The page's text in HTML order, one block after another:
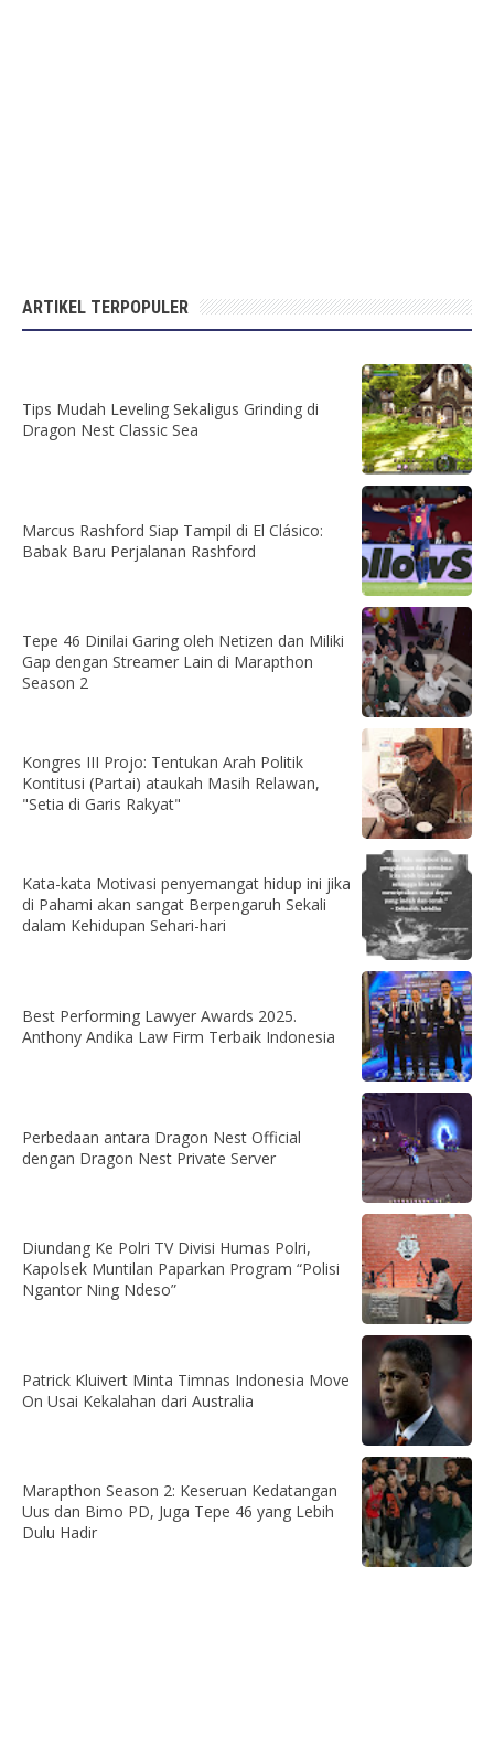
ARTIKEL TERPOPULER
Tips Mudah Leveling Sekaligus Grinding di
Dragon Nest Classic Sea
Marcus Rashford Siap Tampil di El Clásico:
Babak Baru Perjalanan Rashford
Tepe 46 Dinilai Garing oleh Netizen dan Miliki
Gap dengan Streamer Lain di Marapthon
Season 2
Kongres III Projo: Tentukan Arah Politik
Kontitusi (Partai) ataukah Masih Relawan,
"Setia di Garis Rakyat"
Kata-kata Motivasi penyemangat hidup ini jika
di Pahami akan sangat Berpengaruh Sekali
dalam Kehidupan Sehari-hari
Best Performing Lawyer Awards 2025.
Anthony Andika Law Firm Terbaik Indonesia
Perbedaan antara Dragon Nest Official
dengan Dragon Nest Private Server
Diundang Ke Polri TV Divisi Humas Polri,
Kapolsek Muntilan Paparkan Program “Polisi
Ngantor Ning Ndeso”
Patrick Kluivert Minta Timnas Indonesia Move
On Usai Kekalahan dari Australia
Marapthon Season 2: Keseruan Kedatangan
Uus dan Bimo PD, Juga Tepe 46 yang Lebih
Dulu Hadir